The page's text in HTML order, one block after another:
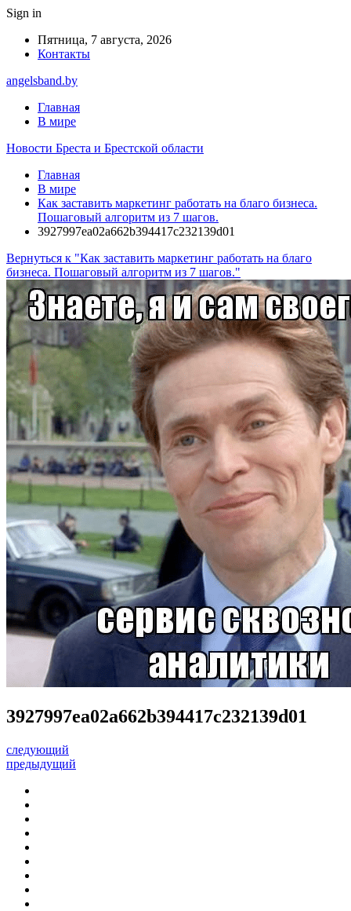
Sign in
Пятница, 7 августа, 2026
Контакты
angelsband.by
Главная
В мире
Новости Бреста и Брестской области
Главная
В мире
Как заставить маркетинг работать на благо бизнеса.
Пошаговый алгоритм из 7 шагов.
3927997ea02a662b394417c232139d01
Вернуться к "Как заставить маркетинг работать на благо
бизнеса. Пошаговый алгоритм из 7 шагов."
3927997ea02a662b394417c232139d01
следующий
предыдущий